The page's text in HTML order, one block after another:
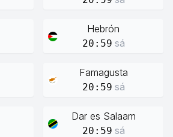
Hebrón
20:59 sá
Famagusta
20:59 sá
Dar es Salaam
20:59 sá